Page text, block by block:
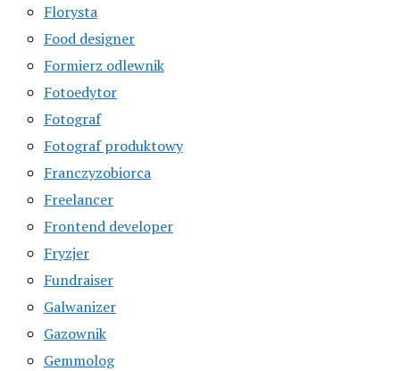
Florysta
Food designer
Formierz odlewnik
Fotoedytor
Fotograf
Fotograf produktowy
Franczyzobiorca
Freelancer
Frontend developer
Fryzjer
Fundraiser
Galwanizer
Gazownik
Gemmolog